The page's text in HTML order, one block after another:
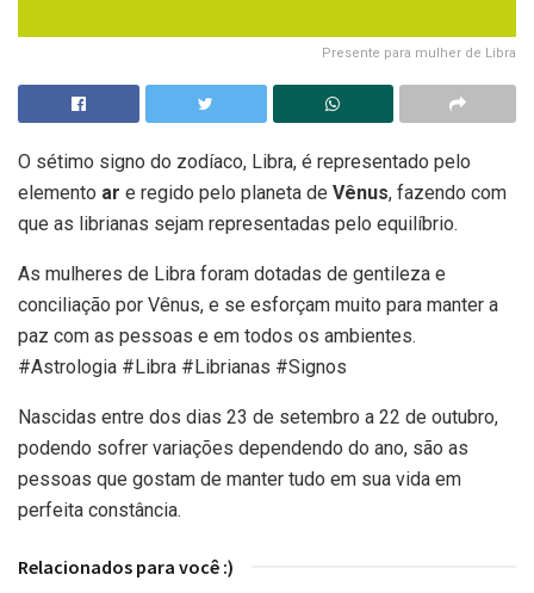
Presente para mulher de Libra
O sétimo signo do zodíaco, Libra, é representado pelo
elemento ar e regido pelo planeta de Vênus, fazendo com
que as librianas sejam representadas pelo equilíbrio.
As mulheres de Libra foram dotadas de gentileza e
conciliação por Vênus, e se esforçam muito para manter a
paz com as pessoas e em todos os ambientes.
#Astrologia #Libra #Librianas #Signos
Nascidas entre dos dias 23 de setembro a 22 de outubro,
podendo sofrer variações dependendo do ano, são as
pessoas que gostam de manter tudo em sua vida em
perfeita constância.
Relacionados para você :)